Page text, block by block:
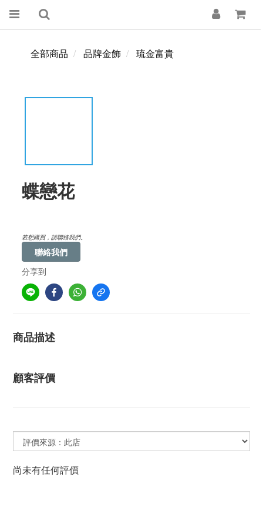
全部商品 品牌金飾 琉金富貴
蝶戀花
若想購買，請聯絡我們。
聯絡我們
分享到
商品描述
顧客評價
尚未有任何評價